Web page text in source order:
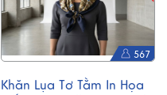
567
Khăn Lụa Tơ Tằm In Họa